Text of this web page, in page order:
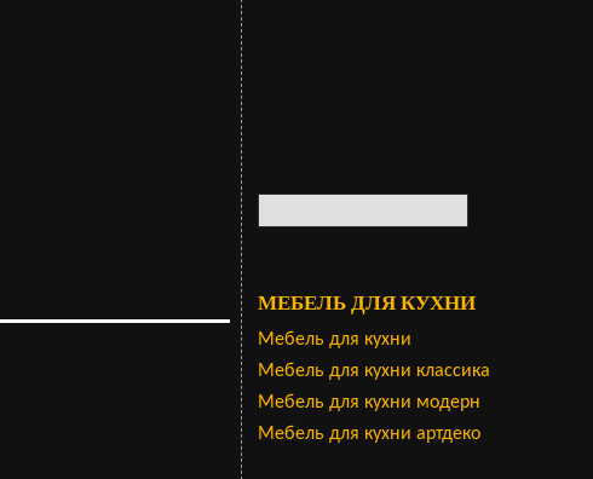
МЕБЕЛЬ ДЛЯ КУХНИ
Мебель для кухни
Мебель для кухни классика
Мебель для кухни модерн
Мебель для кухни артдеко